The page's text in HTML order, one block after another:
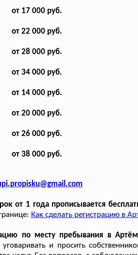
от 17 000 руб.
от 22 000 руб.
от 28 000 руб.
от 34 000 руб.
от 14 000 руб.
от 20 000 руб.
от 26 000 руб.
от 38 000 руб.
от 1 года прописывается
Как сделать регистрацию в
по месту пребывания в
и просить